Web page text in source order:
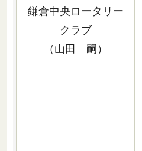
鎌倉中央ロータリー
クラブ
（山田 嗣）